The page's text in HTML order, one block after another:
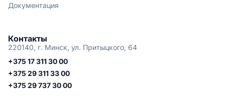
Документация
Контакты
220140, г. Минск, ул. Притыцкого, 64
+375 17 311 30 00
+375 29 311 33 00
+375 29 737 30 00